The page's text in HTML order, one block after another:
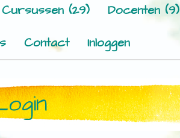
Cursussen (29) Docenten (9)
Contact Inloggen